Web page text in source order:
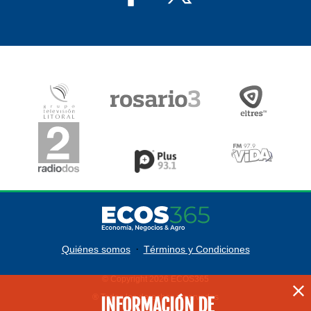
Quiénes somos · Términos y Condiciones
© Copyright 2026 ECOS365
® Todos los derechos reservados
INFORMACIÓN DE